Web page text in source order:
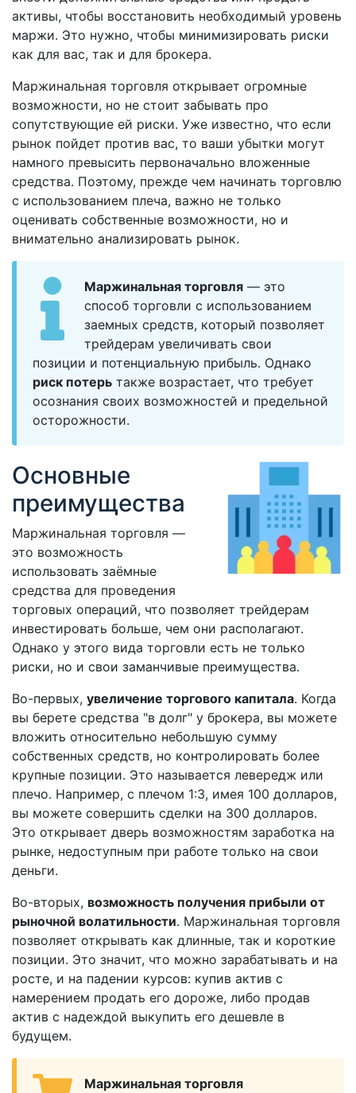
активы, чтобы восстановить необходимый уровень
маржи. Это нужно, чтобы минимизировать риски
как для вас, так и для брокера.
Маржинальная торговля открывает огромные
возможности, но не стоит забывать про
сопутствующие ей риски. Уже известно, что если
рынок пойдет против вас, то ваши убытки могут
намного превысить первоначально вложенные
средства. Поэтому, прежде чем начинать торговлю
с использованием плеча, важно не только
оценивать собственные возможности, но и
внимательно анализировать рынок.
Маржинальная торговля — это
способ торговли с использованием
заемных средств, который позволяет
трейдерам увеличивать свои
позиции и потенциальную прибыль. Однако
риск потерь также возрастает, что требует
осознания своих возможностей и предельной
осторожности.
Основные
преимущества
Маржинальная торговля —
это возможность
использовать заёмные
средства для проведения
торговых операций, что позволяет трейдерам
инвестировать больше, чем они располагают.
Однако у этого вида торговли есть не только
риски, но и свои заманчивые преимущества.
Во-первых, увеличение торгового капитала. Когда
вы берете средства "в долг" у брокера, вы можете
вложить относительно небольшую сумму
собственных средств, но контролировать более
крупные позиции. Это называется левередж или
плечо. Например, с плечом 1:3, имея 100 долларов,
вы можете совершить сделки на 300 долларов.
Это открывает дверь возможностям заработка на
рынке, недоступным при работе только на свои
деньги.
Во-вторых, возможность получения прибыли от
рыночной волатильности. Маржинальная торговля
позволяет открывать как длинные, так и короткие
позиции. Это значит, что можно зарабатывать и на
росте, и на падении курсов: купив актив с
намерением продать его дороже, либо продав
актив с надеждой выкупить его дешевле в
будущем.
Маржинальная торговля